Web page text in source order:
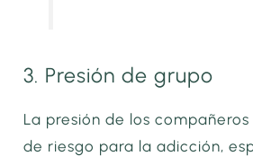
3. Presión de grupo
La presión de los
de riesgo para la adicción,